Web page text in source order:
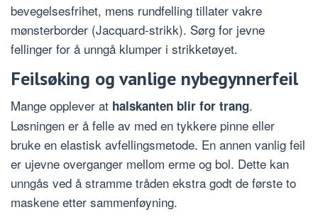
bevegelsesfrihet, mens rundfelling tillater vakre
mønsterborder (Jacquard-strikk). Sørg for jevne
fellinger for å unngå klumper i strikketøyet.
Feilsøking og vanlige nybegynnerfeil
Mange opplever at halskanten blir for trang.
Løsningen er å felle av med en tykkere pinne eller
bruke en elastisk avfellingsmetode. En annen vanlig feil
er ujevne overganger mellom erme og bol. Dette kan
unngås ved å stramme tråden ekstra godt de første to
maskene etter sammenføyning.